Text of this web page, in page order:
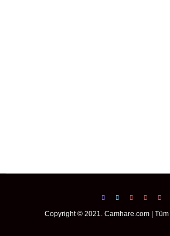
Copyright © 2021. Camhare.com | Tüm